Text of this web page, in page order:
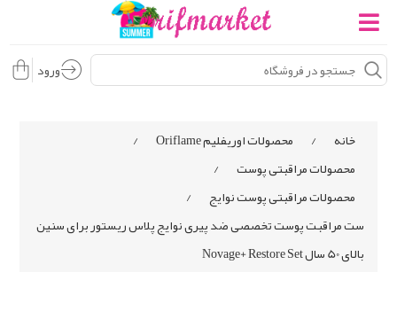
ورود
خانه / محصولات اوریفلیم Oriflame
/
محصولات مراقبتی پوست
/
محصولات مراقبتی پوست نوایج
/
ست مراقبت پوست تخصصی ضد پیری نوایج پلاس ریستور برای سنین
بالای 50 سال Novage+ Restore Set